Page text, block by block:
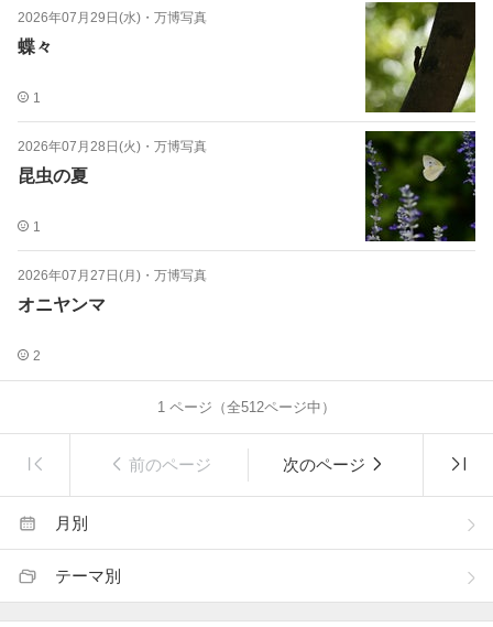
2026年07月29日(水) ・ 万博写真
蝶々
1
2026年07月28日(火) ・ 万博写真
昆虫の夏
1
2026年07月27日(月) ・ 万博写真
オニヤンマ
2
1 ページ（全512ページ中）
前のページ 次のページ
月別
テーマ別